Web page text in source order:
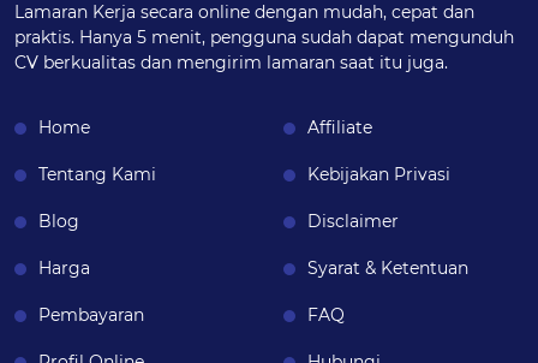
Lamaran Kerja secara online dengan mudah, cepat dan
praktis. Hanya 5 menit, pengguna sudah dapat mengunduh
CV berkualitas dan mengirim lamaran saat itu juga.
Home
Tentang Kami
Blog
Harga
Pembayaran
Affiliate
Kebijakan Privasi
Disclaimer
Syarat & Ketentuan
FAQ